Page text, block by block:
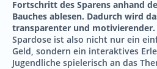
Fortschritt des Sparens anhand
Bauches ablesen. Dadurch wird
transparenter und motivierender.
Spardose ist also nicht nur ein
Geld, sondern ein interaktives
Jugendliche spielerisch an das